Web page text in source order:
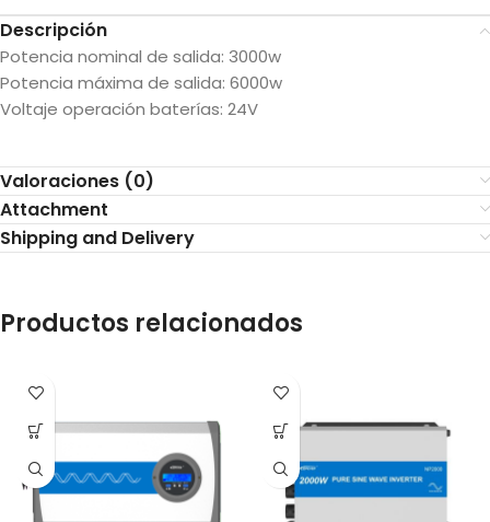
Descripción
Potencia nominal de salida: 3000w
Potencia máxima de salida: 6000w
Voltaje operación baterías: 24V
Valoraciones (0)
Attachment
Shipping and Delivery
Productos relacionados